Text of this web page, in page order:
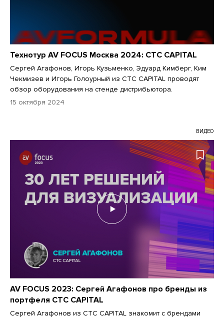
Технотур AV FOCUS Москва 2024: CTC CAPITAL
Сергей Агафонов, Игорь Кузьменко, Эдуард Кимберг, Ким
Чекмизев и Игорь Голоурный из CTC CAPITAL проводят
обзор оборудования на стенде дистрибьютора.
15 октября 2024
ВИДЕО
AV FOCUS 2023: Сергей Агафонов про бренды из
портфеля CTC CAPITAL
Сергей Агафонов из CTC CAPITAL знакомит с брендами